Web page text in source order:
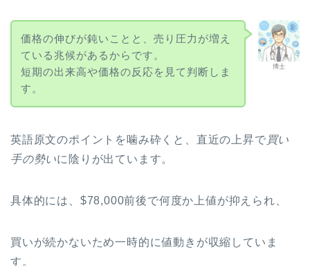
博士
価格の伸びが鈍いことと、売り圧力が増え
ている兆候があるからです。
短期の出来高や価格の反応を見て判断しま
す。
英語原文のポイントを噛み砕くと、直近の上昇で 買い
手の勢いに陰りが出ています。
具体的には、$78,000前後で何度か上値が抑えられ、
買いが続かないため一時的に値動きが収縮していま
す。